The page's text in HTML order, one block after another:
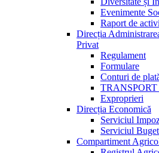
Evenimente
Raport de
Direcția
Privat
Regulament
Formulare
Conturi de
Exproprieri
Direcția Economică
Serviciul
Serviciul
Compartiment